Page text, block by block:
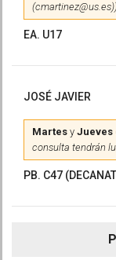
EA. U17
JOSÉ JAVIER
Martes y Jueves
consulta tendrán
PB. C47
P